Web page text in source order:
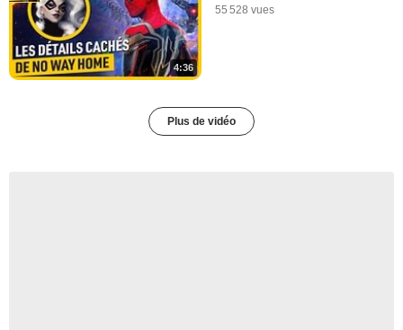
4:36
55 528 vues
Plus de vidéo